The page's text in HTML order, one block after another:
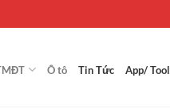
Ô tô Tin Tức App/ Tool